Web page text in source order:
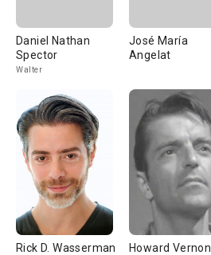
Daniel Nathan
Spector
Walter
José María
Angelat
Rick D. Wasserman Howard Vernon